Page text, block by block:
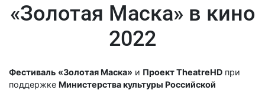
«Золотая Маска» в кино
2022
Фестиваль «Золотая Маска» и Проект TheatreHD при
поддержке Министерства культуры Российской